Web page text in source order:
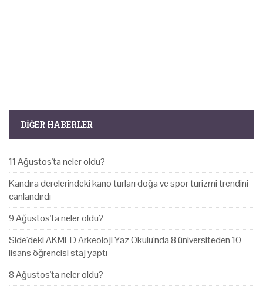
DIĞER HABERLER
11 Ağustos'ta neler oldu?
Kandıra derelerindeki kano turları doğa ve spor turizmi trendini
canlandırdı
9 Ağustos'ta neler oldu?
Side'deki AKMED Arkeoloji Yaz Okulu'nda 8 üniversiteden 10
lisans öğrencisi staj yaptı
8 Ağustos'ta neler oldu?